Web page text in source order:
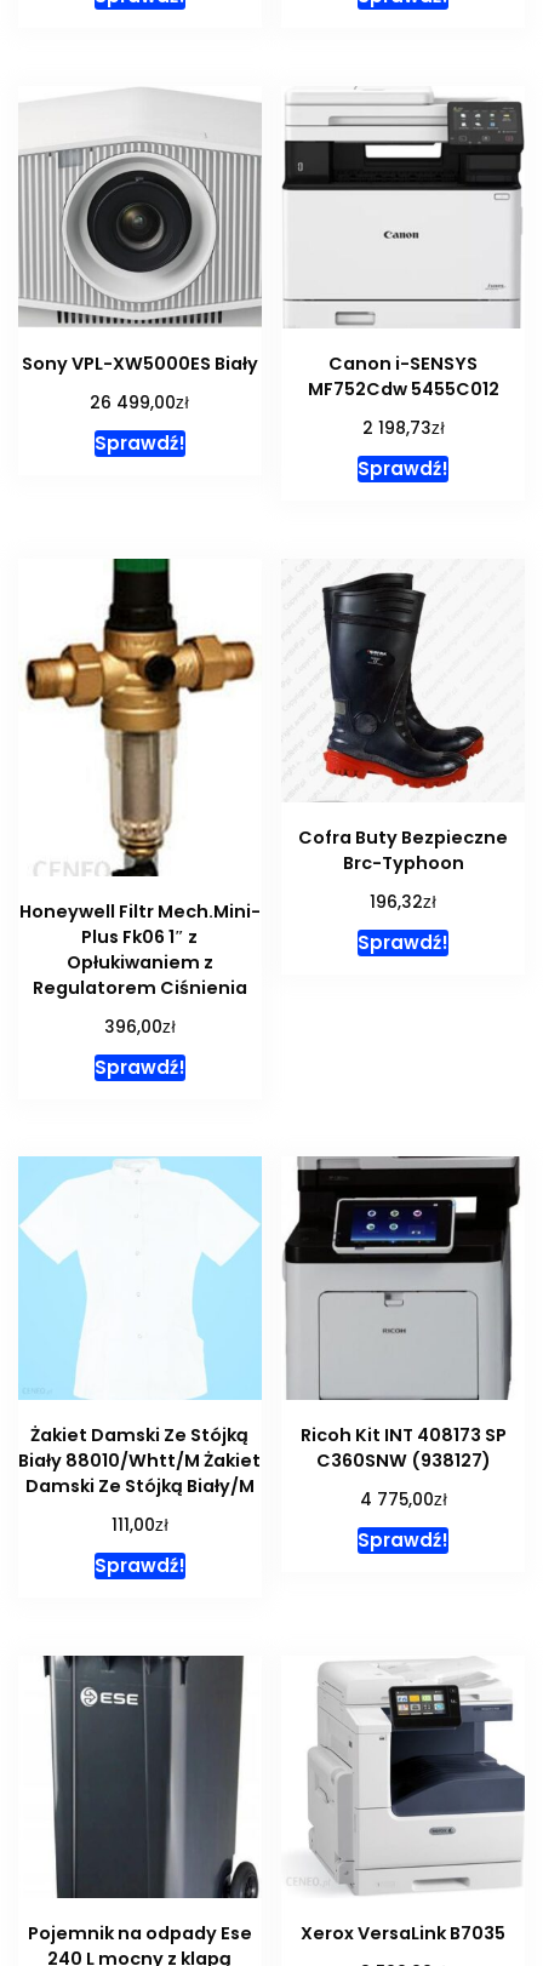
Sony VPL-XW5000ES Biały
26 499,00zł
Sprawdź!
Canon i-SENSYS
MF752Cdw 5455C012
2 198,73zł
Sprawdź!
Honeywell Filtr Mech.Mini-
Plus Fk06 1″ z
Opłukiwaniem z
Regulatorem Ciśnienia
396,00zł
Sprawdź!
Cofra Buty Bezpieczne
Brc-Typhoon
196,32zł
Sprawdź!
Żakiet Damski Ze Stójką
Biały 88010/Whtt/M Żakiet
Damski Ze Stójką Biały/M
111,00zł
Sprawdź!
Ricoh Kit INT 408173 SP
C360SNW (938127)
4 775,00zł
Sprawdź!
Pojemnik na odpady Ese
240 L mocny z klapą
Xerox VersaLink B7035